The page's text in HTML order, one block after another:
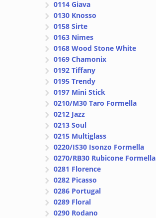
0114 Giava
0130 Knosso
0158 Sirte
0163 Nimes
0168 Wood Stone White
0169 Chamonix
0192 Tiffany
0195 Trendy
0197 Mini Stick
0210/M30 Taro Formella
0212 Jazz
0213 Soul
0215 Multiglass
0220/IS30 Isonzo Formella
0270/RB30 Rubicone Formella
0281 Florence
0282 Picasso
0286 Portugal
0289 Floral
0290 Rodano